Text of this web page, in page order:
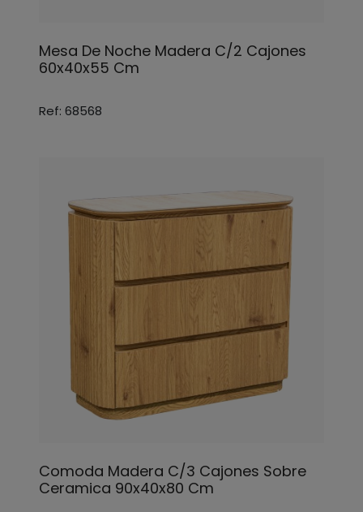
Mesa De Noche Madera C/2 Cajones
60x40x55 Cm
Ref: 68568
Comoda Madera C/3 Cajones Sobre
Ceramica 90x40x80 Cm